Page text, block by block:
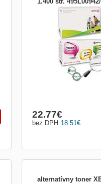
HP CP1215 / 1515 /
18.51€
bez DPH
22.77€
alternatívny toner